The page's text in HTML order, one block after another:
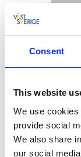
Consent
This website
We use
provide social
We also share
our social